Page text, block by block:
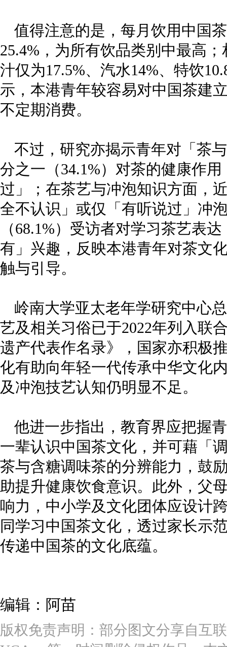
值得注意的是，每月饮用中国
25.4%，为所有饮品类别中最高
汁仅为17.5%、汽水14%、特饮
示，本港青年较容易对中国茶建
不定期消费。
不过，研究亦揭示青年对「茶
分之一（34.1%）对茶的健康作
过」；在茶艺与冲泡知识方面，
全不认识」或仅「有听说过」冲
（68.1%）受访者对学习茶艺表
有」兴趣，反映本港青年对茶文
触与引导。
岭南大学亚太老年学研究中心
艺及相关习俗已于2022年列入联
遗产代表作名录》，国家亦积极
化有助向年轻一代传承中华文化
及冲泡技艺认知仍明显不足。
他进一步指出，教育界应把握
一辈认识中国茶文化，并可藉「
茶与含糖调味茶的分辨能力，鼓
助提升健康饮食意识。此外，父
响力，中小学及文化团体应设计
同学习中国茶文化，透过家长示
传递中国茶的文化底蕴。
编辑：阿苗
版权免责声明：部分图文分享自互